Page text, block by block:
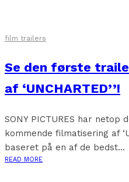
film trailers
Se den første
af ‘UNCHARTED’’!
SONY PICTURES har
kommende filmatisering af
baseret på en af de bedst...
READ MORE